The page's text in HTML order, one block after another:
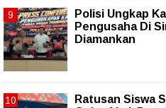
Polisi Ungkap
Pengusaha Di
Diamankan
Ratusan Siswa